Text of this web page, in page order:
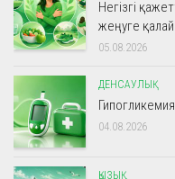
Негізгі
жеңуге
05.08.2026
ДЕНСАУЛЫҚ
04.08.2026
ҚЫЗЫҚ